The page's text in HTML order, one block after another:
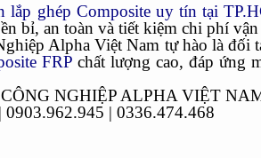
lắp ghép Composite uy tín tại
bỉ, an toàn và tiết kiệm chi phí
Alpha Việt Nam tự hào là đối
FRP chất lượng cao, đáp ứng
NGHIỆP ALPHA VIỆT
| 0336.474.468